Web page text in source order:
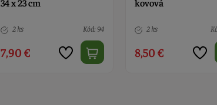
34 x 23 cm
2 ks Kód: 94
7,90 €
kovová
2 ks
8,50 €